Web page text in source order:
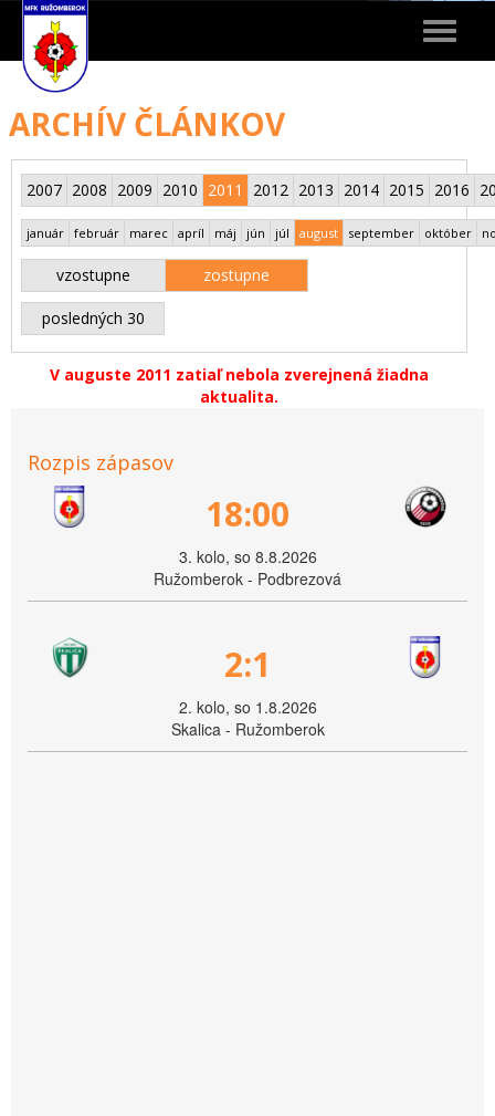
Toggle
ARCHÍV ČLÁNKOV
2007 2008 2009 2010 2011 2012 2013 2014 2015 2016
január február marec apríl máj jún júl august september október
vzostupne zostupne
posledných 30
V auguste 2011 zatiaľ nebola zverejnená žiadna
aktualita.
Rozpis zápasov
18:00
3. kolo, so 8.8.2026
Ružomberok - Podbrezová
2:1
2. kolo, so 1.8.2026
Skalica - Ružomberok